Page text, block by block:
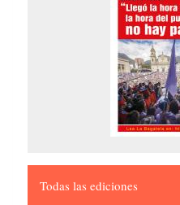
Todas las ediciones